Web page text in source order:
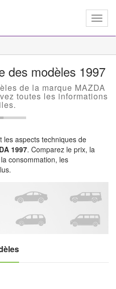
des modèles 1997
de la marque MAZDA
toutes les informations
les aspects techniques de
1997. Comparez le prix, la
consommation, les